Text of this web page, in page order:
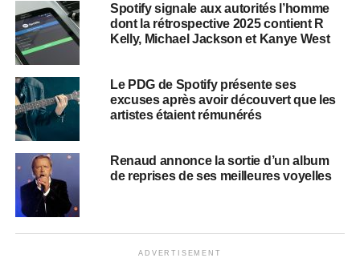
Spotify signale aux autorités l’homme
dont la rétrospective 2025 contient R
Kelly, Michael Jackson et Kanye West
Le PDG de Spotify présente ses
excuses après avoir découvert que les
artistes étaient rémunérés
Renaud annonce la sortie d’un album
de reprises de ses meilleures voyelles
ADVERTISEMENT